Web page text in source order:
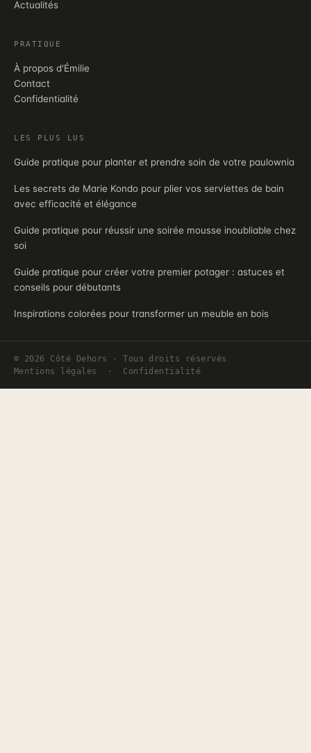
Actualités
PRATIQUE
À propos d'Émilie
Contact
Confidentialité
LES PLUS LUS
Guide pratique pour planter et prendre soin de votre paulownia
Les secrets de Marie Kondo pour plier vos serviettes de bain
avec efficacité et élégance
Guide pratique pour réussir une soirée mousse inoubliable chez
soi
Guide pratique pour créer votre premier potager : astuces et
conseils pour débutants
Inspirations colorées pour transformer un meuble en bois
© 2026 Côté Dehors · Tous droits réservés
Mentions légales
· Confidentialité